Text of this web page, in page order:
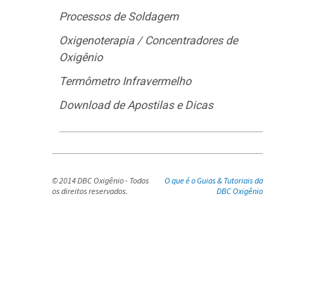
Processos de Soldagem
Oxigenoterapia / Concentradores de
Oxigênio
Termômetro Infravermelho
Download de Apostilas e Dicas
© 2014 DBC Oxigênio - Todos
os direitos reservados.
O que é o Guias & Tutoriais da
DBC Oxigênio